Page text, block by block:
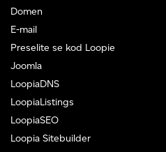
Domen
E-mail
Preselite se kod Loopie
Joomla
LoopiaDNS
LoopiaListings
LoopiaSEO
Loopia Sitebuilder